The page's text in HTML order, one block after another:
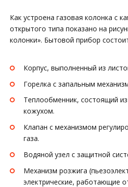
Как устроена газовая колонка с
открытого типа показано на
колонки». Бытовой прибор
Корпус, выполненный из
Горелка с запальным
Теплообменник, состоящий
кожухом.
Клапан с механизмом
газа.
Водяной узел с защитной
Механизм розжига
электрические, работающие